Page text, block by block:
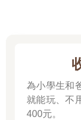
小花會不會口渴？
螞蟻會不會迷路？
為小學生和
就能玩、不
400元。